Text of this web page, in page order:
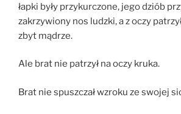
łapki były przykurczone, jego dziób
zakrzywiony nos ludzki, a z oczy
zbyt mądrze.
Ale brat nie patrzył na oczy kruka.
Brat nie spuszczał wzroku ze swojej